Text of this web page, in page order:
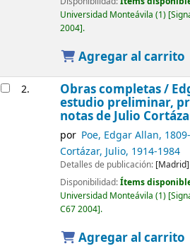
Universidad Monteávila (1)
2004 .
Agregar al carrito
2. Obras completas /
estudio preliminar,
notas de Julio
por Poe, Edgar Allan,
Cortázar, Julio, 1914-1984
Detalles de publicación:
Disponibilidad:Ítems
Universidad Monteávila (1)
C67 2004 .
Agregar al carrito